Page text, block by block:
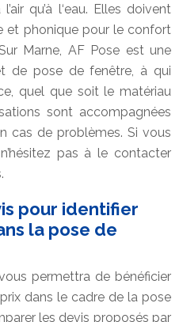
qu’à l‘eau. Elles doivent
et phonique pour le confort
Marne, AF Pose est une
de pose de fenêtre, à qui
quel que soit le matériau
sont accompagnées
cas de problèmes. Si vous
pas à le contacter
pour identifier
la pose de
permettra de bénéficier
dans le cadre de la pose
les devis proposés par